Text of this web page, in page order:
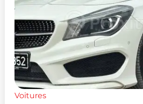
Voitures